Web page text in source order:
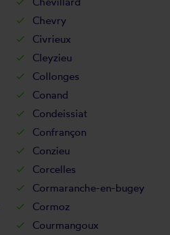
Chevry
Civrieux
Cleyzieu
Collonges
Conand
Condeissiat
Confrançon
Conzieu
Corcelles
Cormaranche-en-bugey
Cormoz
Courmangoux